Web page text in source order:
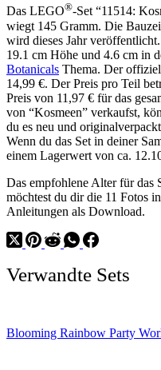
Das LEGO®-Set “11514:
wiegt 145 Gramm. Die
wird dieses Jahr
19.1 cm Höhe und 4.6 cm in
Botanicals Thema. Der
14,99 €. Der Preis pro Teil
Preis von 11,97 € für das
von “Kosmeen” verkaufst,
du es neu und
Wenn du das Set in deiner
einem Lagerwert von ca.
Das empfohlene Alter für das
möchtest du dir die 11 Fotos
Anleitungen als Download.
Verwandte Sets
Blooming Rainbow Party